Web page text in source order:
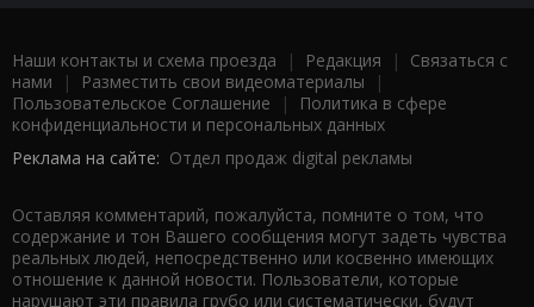
Наши контакты и схема проезда | Редакция | Связаться с
нами | Разместить свои видеоматериалы |
Пользовательское Соглашение |
Политика в сфере
конфиденциальности и персональных данных
Реклама на сайте: Отдел продаж digital рекламы
Оставляя комментарий, пожалуйста, помните о том, что
содержание и тон Вашего сообщения могут задеть чувства
реальных людей, непосредственно или косвенно имеющих
отношение к данной новости. Пользователи, которые
нарушают эти правила грубо или систематически, будут